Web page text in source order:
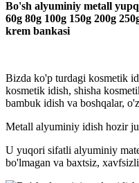
Bo'sh alyuminiy metall
60g 80g 100g 150g 200g
krem ​​bankasi
Bizda ko'p turdagi kosmetik
kosmetik idish, shisha
bambuk idish va boshqalar,
Metall alyuminiy idish hozir
U yuqori sifatli alyuminiy
bo'lmagan va baxtsiz,